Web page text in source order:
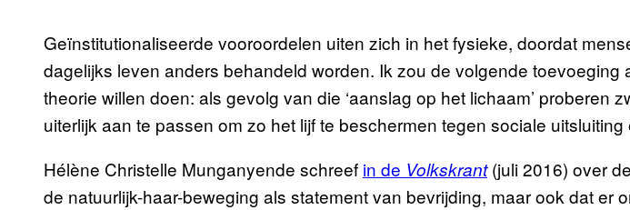
Geïnstitutionaliseerde vooroordelen uiten zich in het fysieke, doordat
dagelijks leven anders behandeld worden. Ik zou de volgende toevoeging
theorie willen doen: als gevolg van die ‘aanslag op het lichaam’ proberen
uiterlijk aan te passen om zo het lijf te beschermen tegen sociale uitsluiting
Hélène Christelle Munganyende schreef in de Volkskrant(juli 2016) over
de natuurlijk-haar-beweging als statement van bevrijding, maar ook dat er